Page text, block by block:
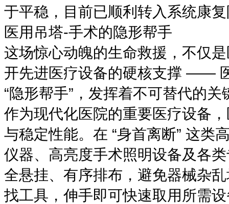
于平稳，目前已顺利转入系统康
医用吊塔-手术的隐形帮手
这场惊心动魄的生命救援，不仅
开先进医疗设备的硬核支撑 ——
“隐形帮手”，发挥着不可替代的关
作为现代化医院的重要医疗设备
与稳定性能。在 “身首离断” 这类
仪器、高亮度手术照明设备及各
全悬挂、有序排布，避免器械杂
找工具，伸手即可快速取用所需